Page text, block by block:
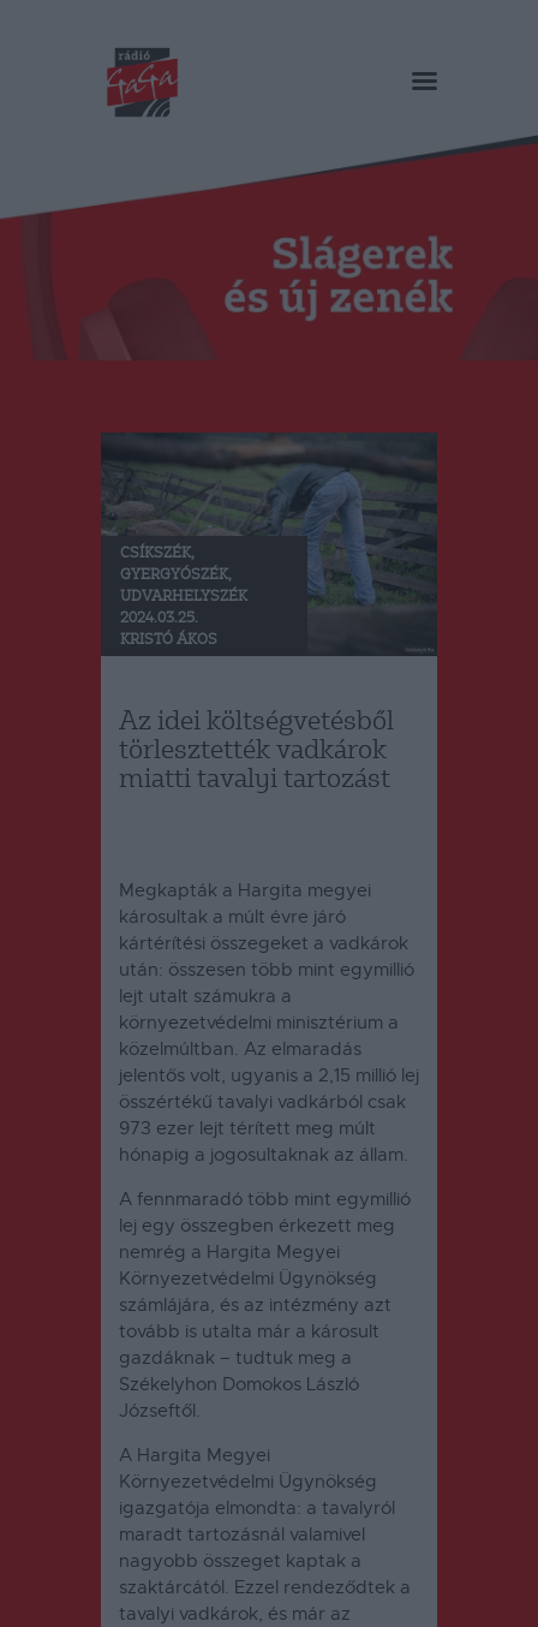
RÁDIÓ GAGA
Műsorok
Duma Duba
Podcast és videók
Stáb
RO
CSÍKSZÉK,
GYERGYÓSZÉK,
UDVARHELYSZÉK
2024.03.25.
KRISTÓ ÁKOS
Az idei költségvetésből
törlesztették vadkárok
miatti tavalyi tartozást
Megkapták a Hargita megyei
károsultak a múlt évre járó
kártérítési összegeket a vadkárok
után: összesen több mint egymillió
lejt utalt számukra a
környezetvédelmi minisztérium a
közelmúltban. Az elmaradás
jelentős volt, ugyanis a 2,15 millió lej
összértékű tavalyi vadkárból csak
973 ezer lejt térített meg múlt
hónapig a jogosultaknak az állam.
A fennmaradó több mint egymillió
lej egy összegben érkezett meg
nemrég a Hargita Megyei
Környezetvédelmi Ügynökség
számlájára, és az intézmény azt
tovább is utalta már a károsult
gazdáknak – tudtuk meg a
Székelyhon Domokos László
Józseftől.
A Hargita Megyei
Környezetvédelmi Ügynökség
igazgatója elmondta: a tavalyról
maradt tartozásnál valamivel
nagyobb összeget kaptak a
szaktárcától. Ezzel rendeződtek a
tavalyi vadkárok, és már az